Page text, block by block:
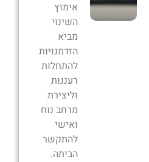
אימוץ
השינוי
מביא
הזדמנויות
להתחלות
רעננות
וליצירת
מרחב נוח
ואישי
להתקשר
הביתה.